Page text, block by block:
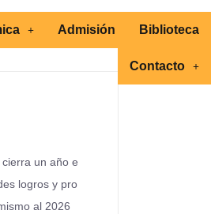
Admisión Biblioteca
Contacto
un año e
logros y pro
al 2026